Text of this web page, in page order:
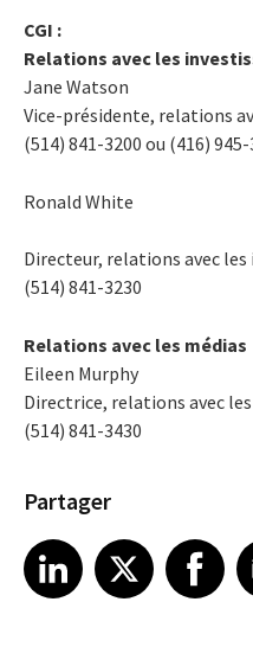
CGI :
Relations avec les
Jane Watson
Vice-présidente, relations
(514) 841-3200 ou (416) 945-
Ronald White
Directeur, relations avec les
(514) 841-3230
Relations avec les médias
Eileen Murphy
Directrice, relations avec
(514) 841-3430
Partager
Share article on LinkedIn
LinkedIn
Share article on XShare article on